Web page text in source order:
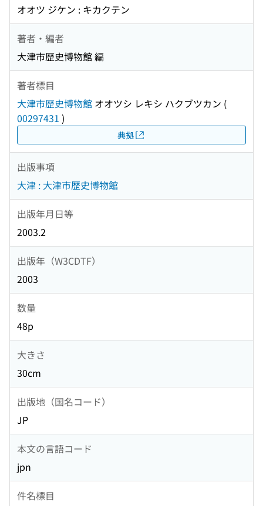
オオツ ジケン : キカクテン
著者・編者
大津市歴史博物館 編
著者標目
大津市歴史博物館 オオツシ レキシ ハクブツカン (
00297431 )
典拠
出版事項
大津 : 大津市歴史博物館
出版年月日等
2003.2
出版年（W3CDTF）
2003
数量
48p
大きさ
30cm
出版地（国名コード）
JP
本文の言語コード
jpn
件名標目